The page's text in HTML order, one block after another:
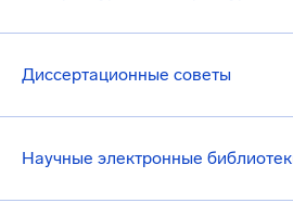
Диссертационные советы
Научные электронные